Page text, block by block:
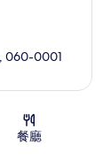
060-0001
餐廳